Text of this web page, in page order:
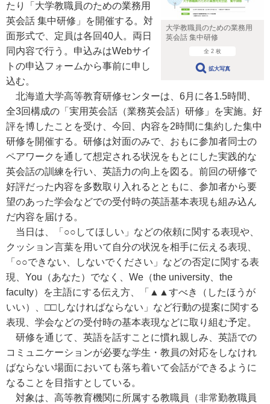
大学教職員のための業務用
英会話 集中研修
全 2 枚
拡大写真
たり「大学教職員のための業務用
英会話 集中研修」を開催する。対
面形式で、定員は各回40人。両日
同内容で行う。申込みはWebサイ
トの申込フォームから事前に申し
込む。
北海道大学高等教育研修センターは、6月に各1.5時間、
全3回構成の「実用英会話（業務英会話）研修」を実施。好
評を博したことを受け、今回、内容を2時間に集約した集中
研修を開催する。研修は対面のみで、おもに参加者同士の
ペアワークを通して想定される状況をもとにした実践的な
英会話の訓練を行い、英語力の向上を図る。前回の研修で
好評だった内容を多数取り入れるとともに、参加者から要
望のあった学会などでの受付時の英語基本表現も組み込ん
だ内容を届ける。
当日は、「○○してほしい」などの依頼に関する表現や、
クッション言葉を用いて自分の状況を相手に伝える表現、
「○○できない、しないでください」などの否定に関する表
現、You（あなた）でなく、We（the university、the
faculty）を主語にする伝え方、「▲▲すべき（したほうが
いい）、□□しなければならない」など行動の提案に関する
表現、学会などの受付時の基本表現などに取り組む予定。
研修を通じて、英語を話すことに慣れ親しみ、英語での
コミュニケーションが必要な学生・教員の対応をしなけれ
ばならない場面においても落ち着いて会話ができるように
なることを目指すとしている。
対象は、高等教育機関に所属する教職員（非常勤教職員